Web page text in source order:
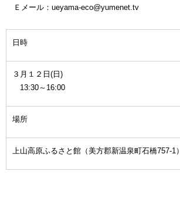
Ｅメール：ueyama-eco@yumenet.tv
日時
３月１２日(日)
13:30～16:00
場所
上山高原ふるさと館（美方郡新温泉町石橋757-1）